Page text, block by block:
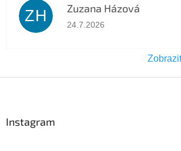
ZH Zuzana Házová
Hodnocení obchodu je 5 z 5
24.7.2026
Instagram